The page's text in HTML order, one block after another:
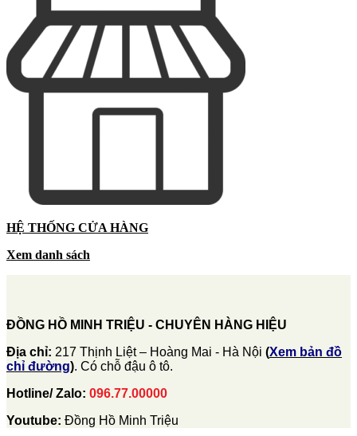
HỆ THỐNG CỬA HÀNG
Xem danh sách
ĐỒNG HỒ MINH TRIỆU - CHUYÊN HÀNG HIỆU
Địa chỉ: 217 Thịnh Liệt – Hoàng Mai - Hà Nội (Xem bản đồ
chỉ đường). Có chỗ đậu ô tô.
Hotline/ Zalo: 096.77.00000
Youtube: Đồng Hồ Minh Triệu